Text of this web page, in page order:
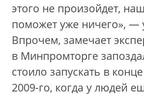
этого не произойдет,
поможет уже ничего», —
Впрочем, замечает
в Минпромторге
стоило запускать в
2009-го, когда у людей